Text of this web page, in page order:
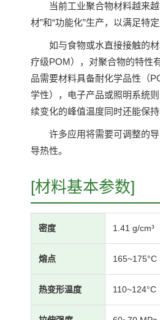
当前工业聚合物材料越来越
材”和“功能化”生产，以满足特
如与食物或水直接接触的
疗级POM），对聚合物的特性
品需要材料具备耐化学品性（
学性），电子产品或照明系统
续变化的峰值温度同时还能保持
许多应用将需要可调整的
导热性。
[材料基本参数]
密度 1.41 g/cm³
熔点 165~175°C
热变形温度 110~124°C